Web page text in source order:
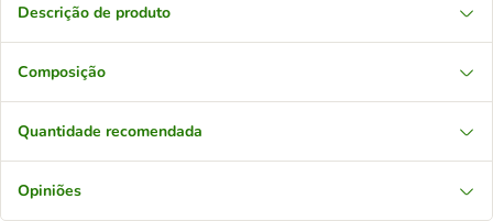
Descrição de produto
Composição
Quantidade recomendada
Opiniões